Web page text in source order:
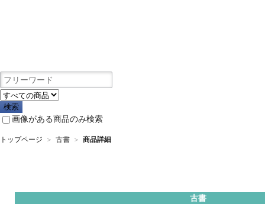
画像がある商品のみ検索
トップページ ＞ 古書 ＞ 商品詳細
古書